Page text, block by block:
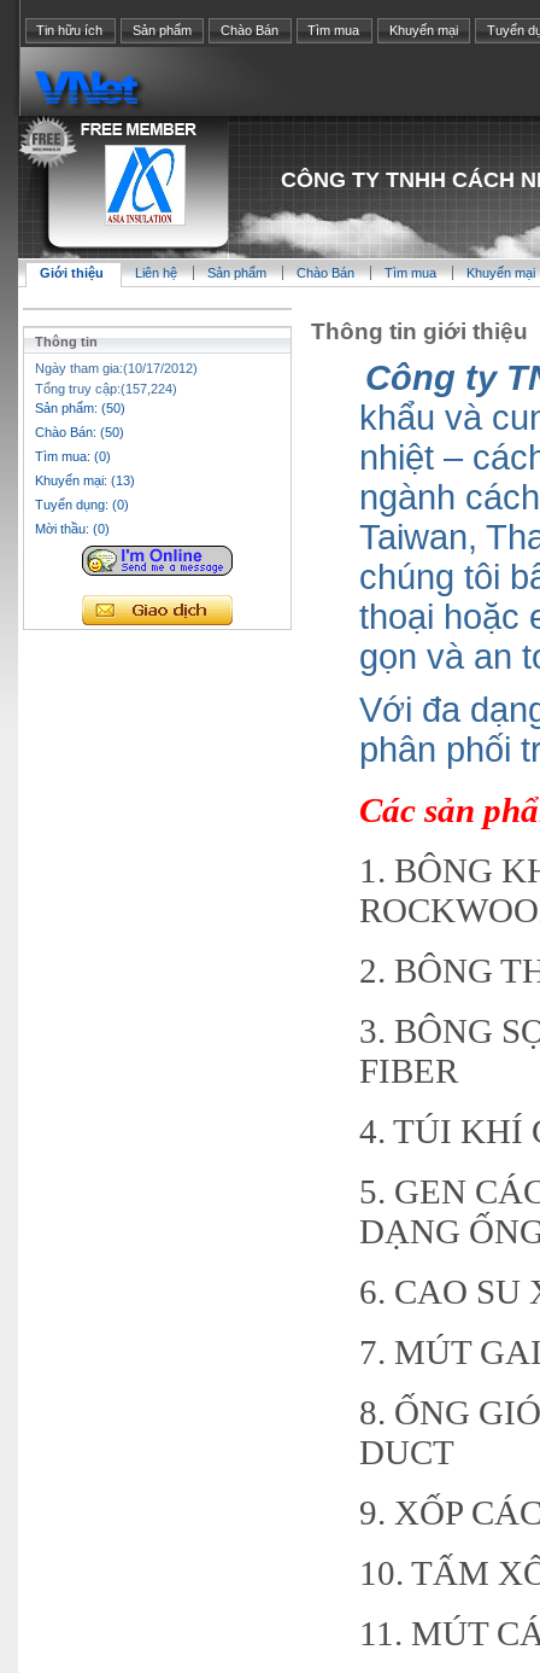
Tin hữu ích Sản phẩm Chào Bán Tìm mua Khuyến mại Tuyển
CÔNG TY TNHH CÁCH
Giới thiệu Liên hệ Sản phẩm Chào Bán Tìm mua Khuyến mại
Thông tin
Ngày tham gia:(10/17/2012)
Tổng truy cập:(157,224)
Sản phẩm: (50)
Chào Bán: (50)
Tìm mua: (0)
Khuyến mại: (13)
Tuyển dụng: (0)
Mời thầu: (0)
Thông tin giới thiệu
Công ty
khẩu và
nhiệt –
ngành
Taiwan,
chúng tôi
thoại hoặc
gọn và an
Với đa
phân phối
Các sản
1. BÔNG
2. BÔNG
3. BÔNG
FIBER
4. TÚI KHÍ
5. GEN
DẠNG
6. CAO SU
7. MÚT
8. ỐNG
DUCT
9. XỐP
10. TẤM
11. MÚT